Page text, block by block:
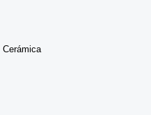
Cerámica